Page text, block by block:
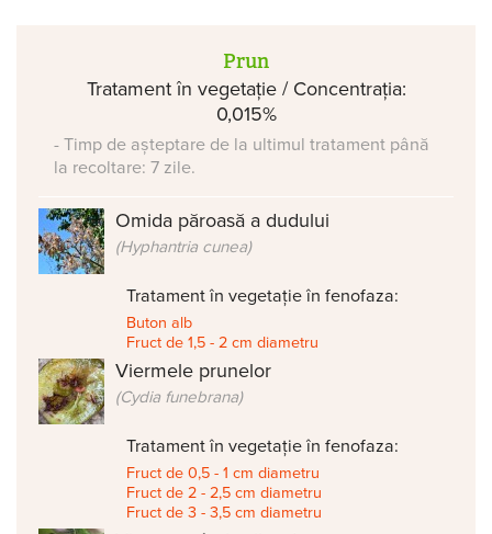
Prun
Tratament în vegetație / Concentrația:
0,015%
- Timp de așteptare de la ultimul tratament până
la recoltare: 7 zile.
Omida păroasă a dudului
(Hyphantria cunea)
Tratament în vegetație în fenofaza:
Buton alb
Fruct de 1,5 - 2 cm diametru
Viermele prunelor
(Cydia funebrana)
Tratament în vegetație în fenofaza:
Fruct de 0,5 - 1 cm diametru
Fruct de 2 - 2,5 cm diametru
Fruct de 3 - 3,5 cm diametru